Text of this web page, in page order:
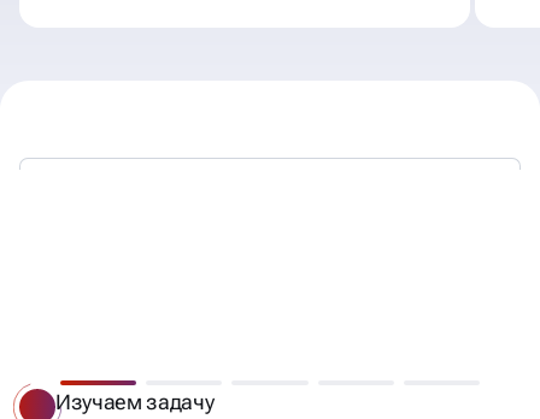
БРЕНДУ, КОТОРОЕ СТАНЕТ
Изучаем задачу